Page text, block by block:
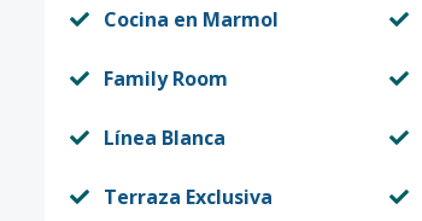
Cocina en Marmol
Family Room
Línea Blanca
Terraza Exclusiva